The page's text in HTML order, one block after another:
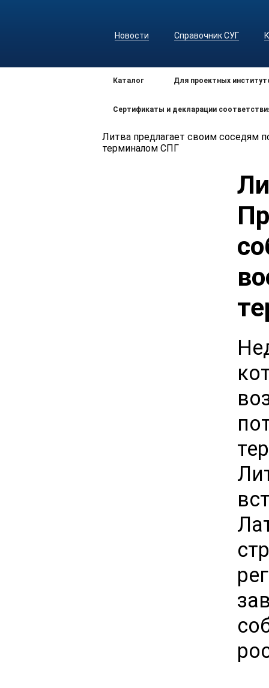
Новости Справочник СУГ
Каталог Для проектных
Сертификаты и декларации
Литва предлагает своим соседям
терминалом СПГ